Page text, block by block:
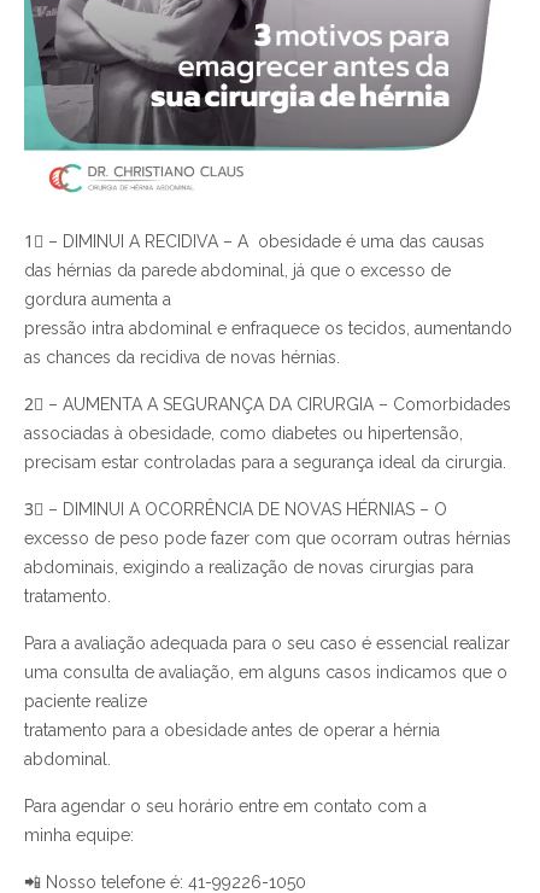
1⃣ – DIMINUI A RECIDIVA – A obesidade é uma das causas
das hérnias da parede abdominal, já que o excesso de
gordura aumenta a
pressão intra abdominal e enfraquece os tecidos, aumentando
as chances da recidiva de novas hérnias.
2⃣ – AUMENTA A SEGURANÇA DA CIRURGIA – Comorbidades
associadas à obesidade, como diabetes ou hipertensão,
precisam estar controladas para a segurança ideal da cirurgia.
3⃣ – DIMINUI A OCORRÊNCIA DE NOVAS HÉRNIAS – O
excesso de peso pode fazer com que ocorram outras hérnias
abdominais, exigindo a realização de novas cirurgias para
tratamento.
Para a avaliação adequada para o seu caso é essencial realizar
uma consulta de avaliação, em alguns casos indicamos que o
paciente realize
tratamento para a obesidade antes de operar a hérnia
abdominal.
Para agendar o seu horário entre em contato com a
minha equipe:
📲 Nosso telefone é: 41-99226-1050